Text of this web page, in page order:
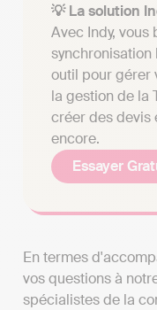
💡 La solution
Avec Indy, vous
outil pour gérer
la gestion de la
créer des devis
encore.
Essayer
En termes
vos questions à
spécialistes de la